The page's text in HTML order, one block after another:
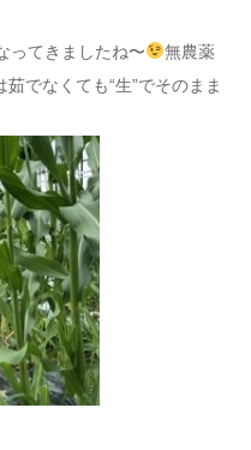
ってきましたね〜
無農薬
でなくても“生”でそのまま